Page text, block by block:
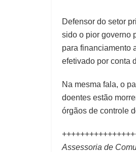
Defensor do setor
sido o pior governo
para financiamento
efetivado por conta
Na mesma fala, o
doentes estão
órgãos de controle
Assessoria de